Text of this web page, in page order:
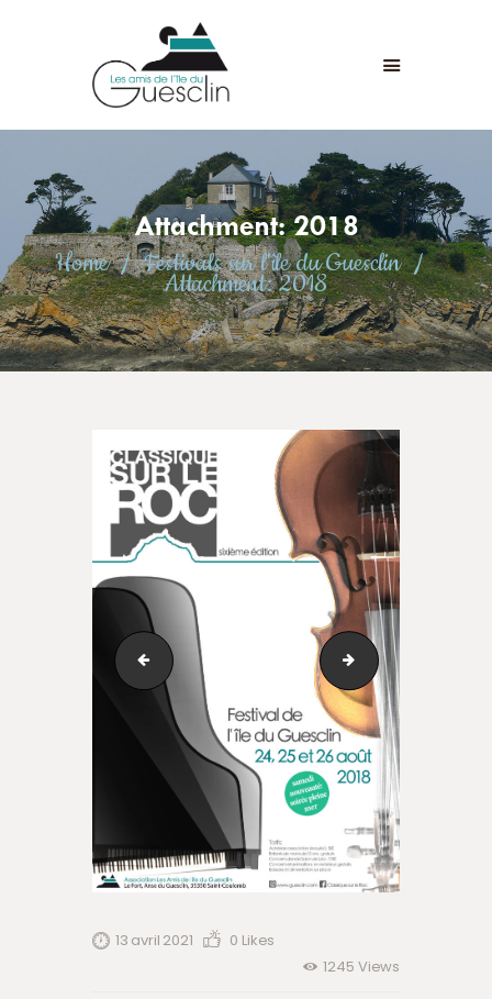
Attachment: 2018
Home
Festivals sur l'île du Guesclin
Attachment: 2018
LES AMIS DE L'ÎLE DU GUESCLIN
LE FORT ET L’ÎLE
ASSOCIATION
ADHÉSION
ANIMATIONS
ACTUALITÉS
CONTACT
WP_20170824_002
13 avril 2021 0 Likes
1245 Views